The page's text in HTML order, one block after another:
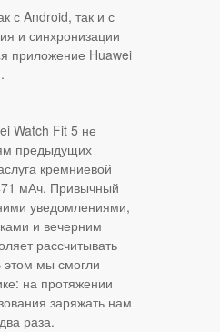
с Android, так и с
и синхронизации
приложение Huawei
Watch Fit 5 не
предыдущих
кремниевой
мАч. Привычный
уведомлениями,
и вечерним
рассчитывать
мы смогли
на протяжении
заряжать нам
раза.